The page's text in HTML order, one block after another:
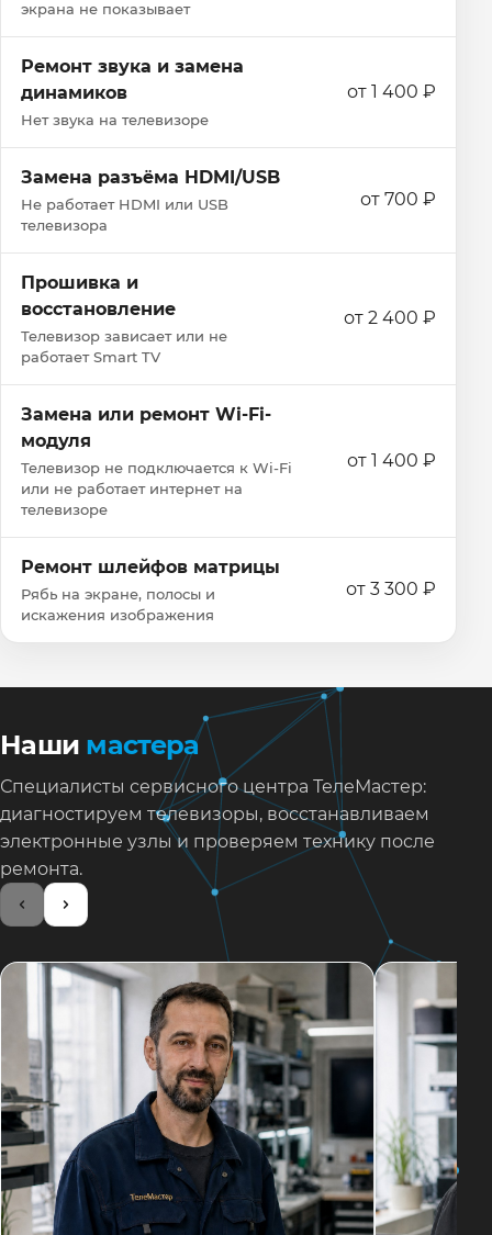
экрана не показывает
Ремонт звука и замена
динамиков
Нет звука на телевизоре
от 1 400 ₽
Замена разъёма HDMI/USB
Не работает HDMI или USB
телевизора
от 700 ₽
Прошивка и
восстановление
Телевизор зависает или не
работает Smart TV
от 2 400 ₽
Замена или ремонт Wi‑Fi-
модуля
Телевизор не подключается к Wi‑Fi
или не работает интернет на
телевизоре
от 1 400 ₽
Ремонт шлейфов матрицы
Рябь на экране, полосы и
искажения изображения
от 3 300 ₽
Наши мастера
Специалисты сервисного центра ТелеМастер:
диагностируем телевизоры, восстанавливаем
электронные узлы и проверяем технику после
ремонта.